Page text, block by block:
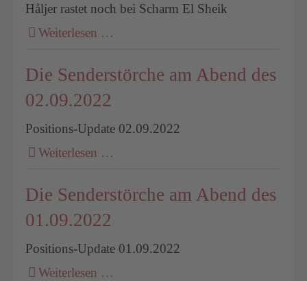
Håljer rastet noch bei Scharm El Sheik
Weiterlesen …
Die Senderstörche am Abend des
02.09.2022
Positions-Update 02.09.2022
Weiterlesen …
Die Senderstörche am Abend des
01.09.2022
Positions-Update 01.09.2022
Weiterlesen …